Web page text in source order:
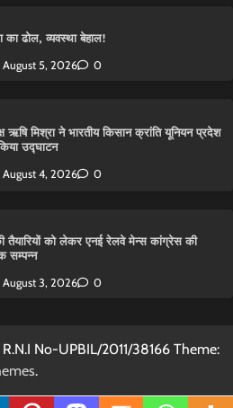
का ढोल, व्यवस्था बेहाल!
August 5, 2026 0
ऋषि मिश्रा ने भारतीय किसान क्रांति यूनियन प्रदेश
उद्घाटन
August 4, 2026 0
की तैयारियों को लेकर एनई रेलवे मेन्स कांग्रेस की
सम्पन्न
August 3, 2026 0
No-UPBIL/2011/38166 Theme:
.